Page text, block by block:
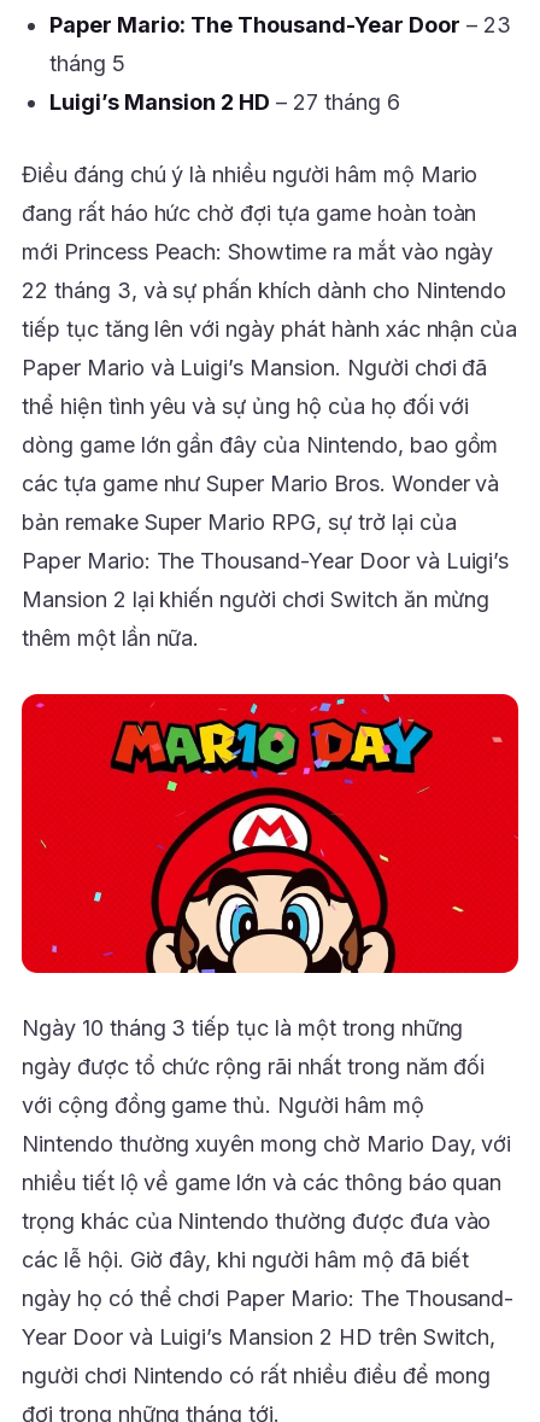
Paper Mario: The Thousand-Year Door – 23
tháng 5
Luigi’s Mansion 2 HD – 27 tháng 6
Điều đáng chú ý là nhiều người hâm mộ Mario
đang rất háo hức chờ đợi tựa game hoàn toàn
mới Princess Peach: Showtime ra mắt vào ngày
22 tháng 3, và sự phấn khích dành cho Nintendo
tiếp tục tăng lên với ngày phát hành xác nhận của
Paper Mario và Luigi’s Mansion. Người chơi đã
thể hiện tình yêu và sự ủng hộ của họ đối với
dòng game lớn gần đây của Nintendo, bao gồm
các tựa game như Super Mario Bros. Wonder và
bản remake Super Mario RPG, sự trở lại của
Paper Mario: The Thousand-Year Door và Luigi’s
Mansion 2 lại khiến người chơi Switch ăn mừng
thêm một lần nữa.
Ngày 10 tháng 3 tiếp tục là một trong những
ngày được tổ chức rộng rãi nhất trong năm đối
với cộng đồng game thủ. Người hâm mộ
Nintendo thường xuyên mong chờ Mario Day, với
nhiều tiết lộ về game lớn và các thông báo quan
trọng khác của Nintendo thường được đưa vào
các lễ hội. Giờ đây, khi người hâm mộ đã biết
ngày họ có thể chơi Paper Mario: The Thousand-
Year Door và Luigi’s Mansion 2 HD trên Switch,
người chơi Nintendo có rất nhiều điều để mong
đợi trong những tháng tới.